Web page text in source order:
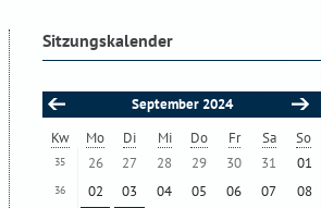
Sitzungskalender
September 2024
Kw
Mo Di Mi Do Fr Sa So
35 26 27 28 29 30 31 01
36 02 03 04 05 06 07 08